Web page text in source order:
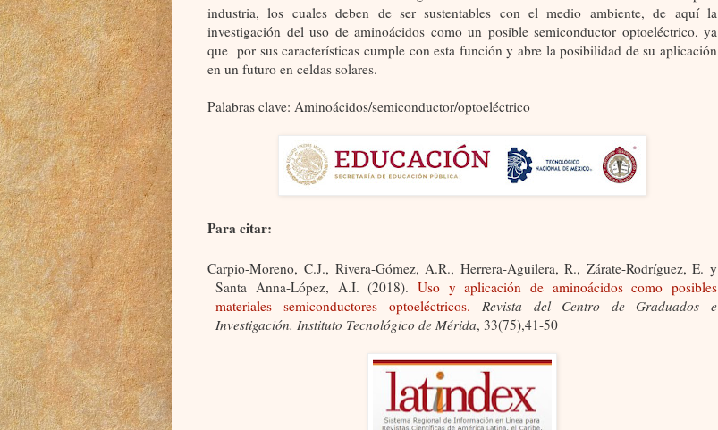
industria, los cuales deben de ser sustentables con el medio ambiente, de aquí la
investigación del uso de aminoácidos como un posible semiconductor optoeléctrico, ya
que por sus características cumple con esta función y abre la posibilidad de su aplicación
en un futuro en celdas solares.
Palabras clave: Aminoácidos/semiconductor/optoeléctrico
Para citar:
Carpio-Moreno, C.J., Rivera-Gómez, A.R., Herrera-Aguilera, R., Zárate-Rodríguez, E. y
Santa Anna-López, A.I. (2018).Uso y aplicación de aminoácidos como posibles
materiales semiconductores optoeléctricos.
Revista del Centro de Graduados e
Investigación. Instituto Tecnológico de Mérida, 33(75),41-50